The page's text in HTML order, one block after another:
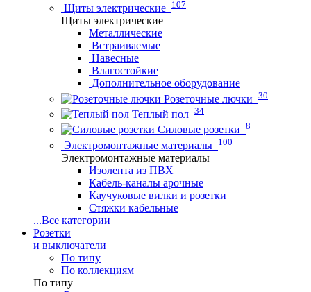
Щиты электрические 107
Щиты электрические
Металлические
Встраиваемые
Навесные
Влагостойкие
Дополнительное оборудование
Розеточные лючки 30
Теплый пол 34
Силовые розетки 8
Электромонтажные материалы 100
Электромонтажные материалы
Изолента из ПВХ
Кабель-каналы арочные
Каучуковые вилки и розетки
Стяжки кабельные
...Все категории
Розетки
и выключатели
По типу
По коллекциям
По типу